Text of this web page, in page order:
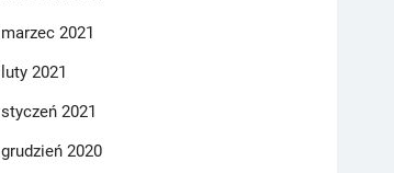
marzec 2021
luty 2021
styczeń 2021
grudzień 2020